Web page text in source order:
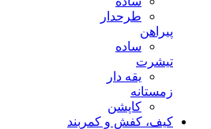
طرحدار
پیراهن
ساده
تیشرت
یقه دار
زمستانه
کاپشن
کیف، کفش و کمربند